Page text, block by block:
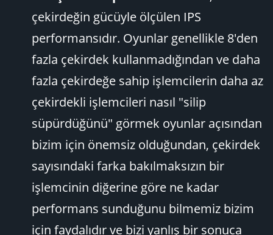
çekirdeğin gücüyle ölçülen IPS
performansıdır. Oyunlar genellikle 8'den
fazla çekirdek kullanmadığından ve daha
fazla çekirdeğe sahip işlemcilerin daha az
çekirdekli işlemcileri nasıl "silip
süpürdüğünü" görmek oyunlar açısından
bizim için önemsiz olduğundan, çekirdek
sayısındaki farka bakılmaksızın bir
işlemcinin diğerine göre ne kadar
performans sunduğunu bilmemiz bizim
için faydalıdır ve bizi yanlış bir sonuca